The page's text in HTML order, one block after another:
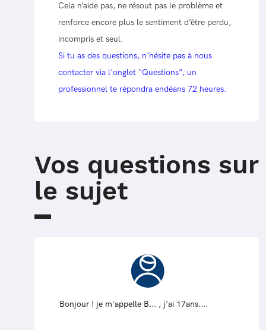
Cela n’aide pas, ne résout pas le problème et
renforce encore plus le sentiment d’être perdu,
incompris et seul.
Si tu as des questions, n'hésite pas à nous
contacter via l'onglet "Questions", un
professionnel te répondra endéans 72 heures.
Vos questions sur
le sujet
Bonjour ! je m'appelle B... , j'ai 17ans....